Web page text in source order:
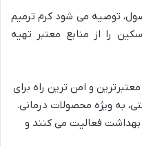
توصیه می شود کرم ترمیم
را از منابع معتبر تهیه
معتبرترین و امن ترین راه برای
به ویژه محصولات درمانی.
بهداشت فعالیت می کنند و